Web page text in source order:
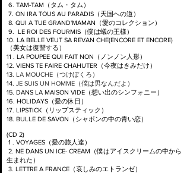
6. TAM-TAM（タム・タム）
7. ON IRA TOUS AU PARADIS（天国への道）
8. QUI A TUE GRAND'MAMAN（愛のコレクション）
9. LE ROI DES FOURMIS（僕は蟻の王様）
10. LA BELLE VEUT SA REVAN CHE(ENCORE ET ENCORE)
（美女は復讐する）
11 . LA POUPEE QUI FAIT NON（ノンノン人形）
12. VIENS TE FAIRE CHAHUTER（今夜はきみだけ）
13. LA MOUCHE（つけぼくろ）
14. JE SUIS UN HOMME（僕は男なんだよ）
15. DANS LA MAISON VIDE（想い出のシンフォニー）
16. HOLIDAYS（愛の休日）
17. LIPSTICK（リップスティック）
18. BULLE DE SAVON（シャボンの中の青い恋）
(CD 2)
1 . VOYAGES（愛の旅人達）
2. NE DANS UN ICE- CREAM（僕はアイスクリームの中から
生まれた）
3. LETTRE A FRANCE（哀しみのエトランゼ）